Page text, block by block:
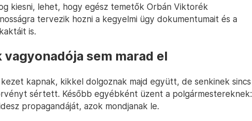
kiesni, lehet, hogy egész temetők Orbán Viktorék
tervezik hozni a kegyelmi ügy dokumentumait és a
is.
sem marad el
kapnak, kikkel dolgoznak majd együtt, de senkinek sincs
sértett. Később egyébként üzent a polgármestereknek:
propagandáját, azok mondjanak le.